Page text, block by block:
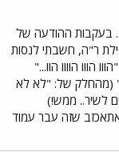
בעקבות ההודעה של
ר"ה, חשבתי לנסות
הוווו הוו..."
(מהחלק של: "לא לא
לשיר.. ממש!)
שזה עבר עמוד